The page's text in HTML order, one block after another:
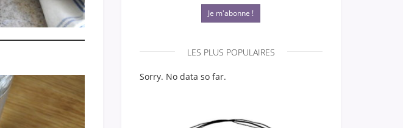
Je m'abonne !
LES PLUS POPULAIRES
Sorry. No data so far.